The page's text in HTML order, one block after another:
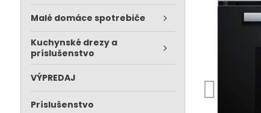
Malé domáce spotrebiče
Kuchynské drezy a
príslušenstvo
VÝPREDAJ
Príslušenstvo